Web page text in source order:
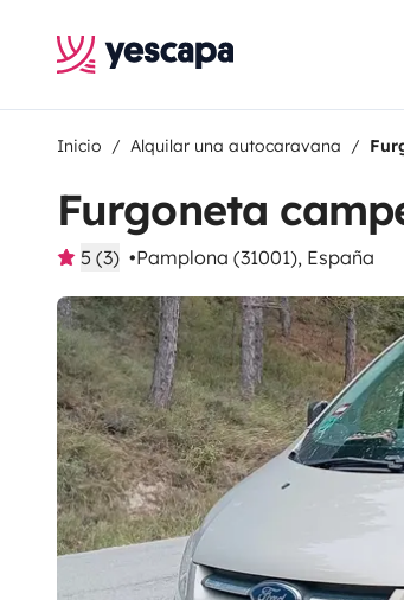
Inicio Alquilar una autocaravana
Furgoneta
5 (3) Pamplona (31001), España